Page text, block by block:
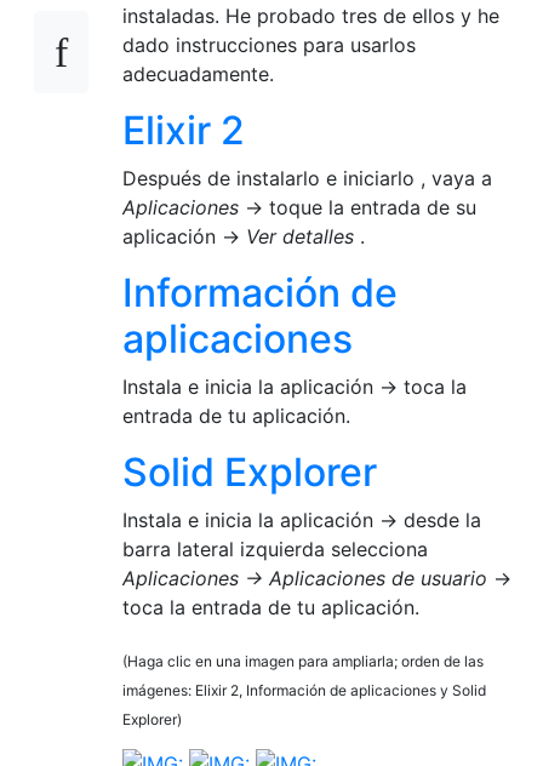
instaladas. He probado tres de ellos y he
dado instrucciones para usarlos
adecuadamente.
Elixir 2
Después de instalarlo e iniciarlo , vaya a
Aplicaciones → toque la entrada de su
aplicación → Ver detalles .
Información de
aplicaciones
Instala e inicia la aplicación → toca la
entrada de tu aplicación.
Solid Explorer
Instala e inicia la aplicación → desde la
barra lateral izquierda selecciona
Aplicaciones → Aplicaciones de usuario →
toca la entrada de tu aplicación.
(Haga clic en una imagen para ampliarla; orden de las
imágenes: Elixir 2, Información de aplicaciones y Solid
Explorer)